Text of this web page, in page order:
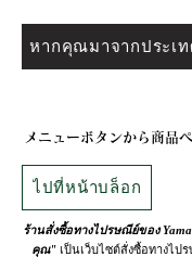
หากคุณมาจากประเ
メニューボタンから商品
ไปที่หน้าบล็อก
ร้านสั่งซื้อทางไปรษณีย์ของ
คุณ"เป็นเว็บไซต์สั่งซื้อทางไป